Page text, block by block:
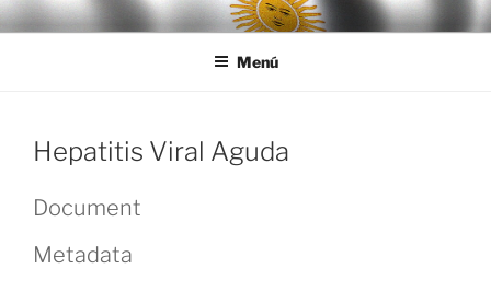
Ir
al
LEGISALUD
Menú
Hepatitis Viral Aguda
Document
Metadata